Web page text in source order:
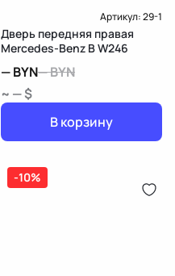
Артикул:29-1
Дверь передняя правая
Mercedes-Benz B W246
—BYN—BYN
~ — $
В корзину
-10%